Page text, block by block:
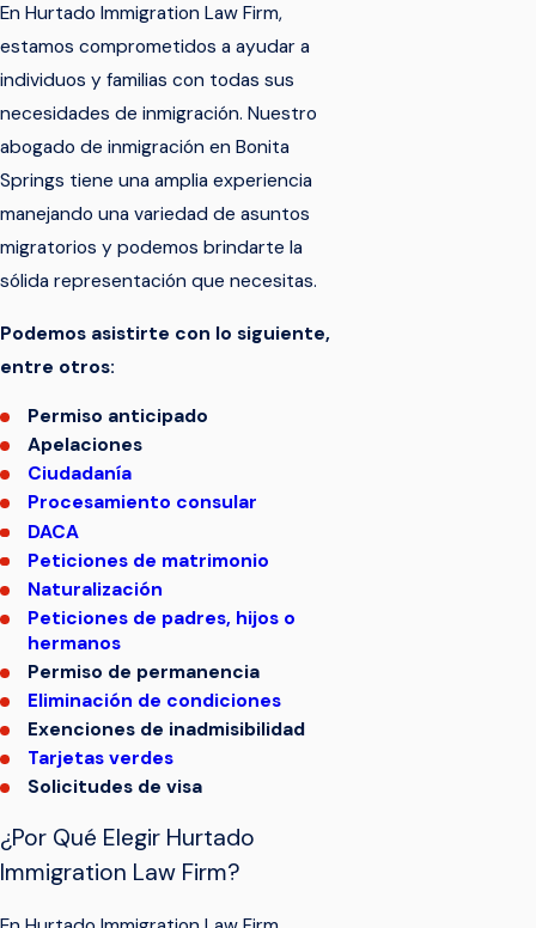
En Hurtado Immigration Law Firm,
estamos comprometidos a ayudar a
individuos y familias con todas sus
necesidades de inmigración. Nuestro
abogado de inmigración en Bonita
Springs tiene una amplia experiencia
manejando una variedad de asuntos
migratorios y podemos brindarte la
sólida representación que necesitas.
Podemos asistirte con lo siguiente,
entre otros:
Permiso anticipado
Apelaciones
Ciudadanía
Procesamiento consular
DACA
Peticiones de matrimonio
Naturalización
Peticiones de padres, hijos o
hermanos
Permiso de permanencia
Eliminación de condiciones
Exenciones de inadmisibilidad
Tarjetas verdes
Solicitudes de visa
¿Por Qué Elegir Hurtado
Immigration Law Firm?